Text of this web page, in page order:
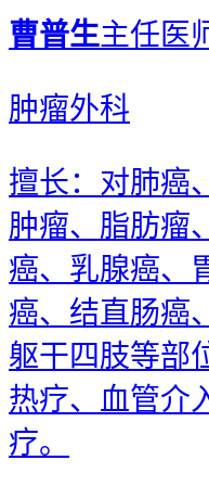
曹普生主任医
肿瘤外科
擅长：对肺癌
肿瘤、脂肪瘤
癌、乳腺癌、
癌、结直肠癌
躯干四肢等部
热疗、血管介
疗。